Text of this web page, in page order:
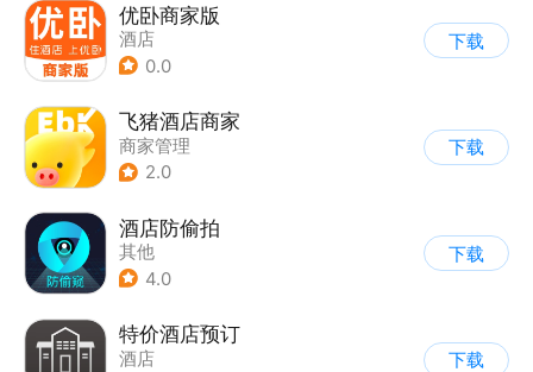
优卧商家版
酒店
0.0
下载
飞猪酒店商家
商家管理
2.0
下载
酒店防偷拍
其他
4.0
下载
特价酒店预订
酒店
下载